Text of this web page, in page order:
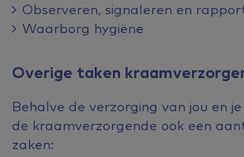
Observeren, signaleren en
Waarborg hygiëne
Overige taken
Behalve de verzorging van jou en
de kraamverzorgende ook een
zaken: